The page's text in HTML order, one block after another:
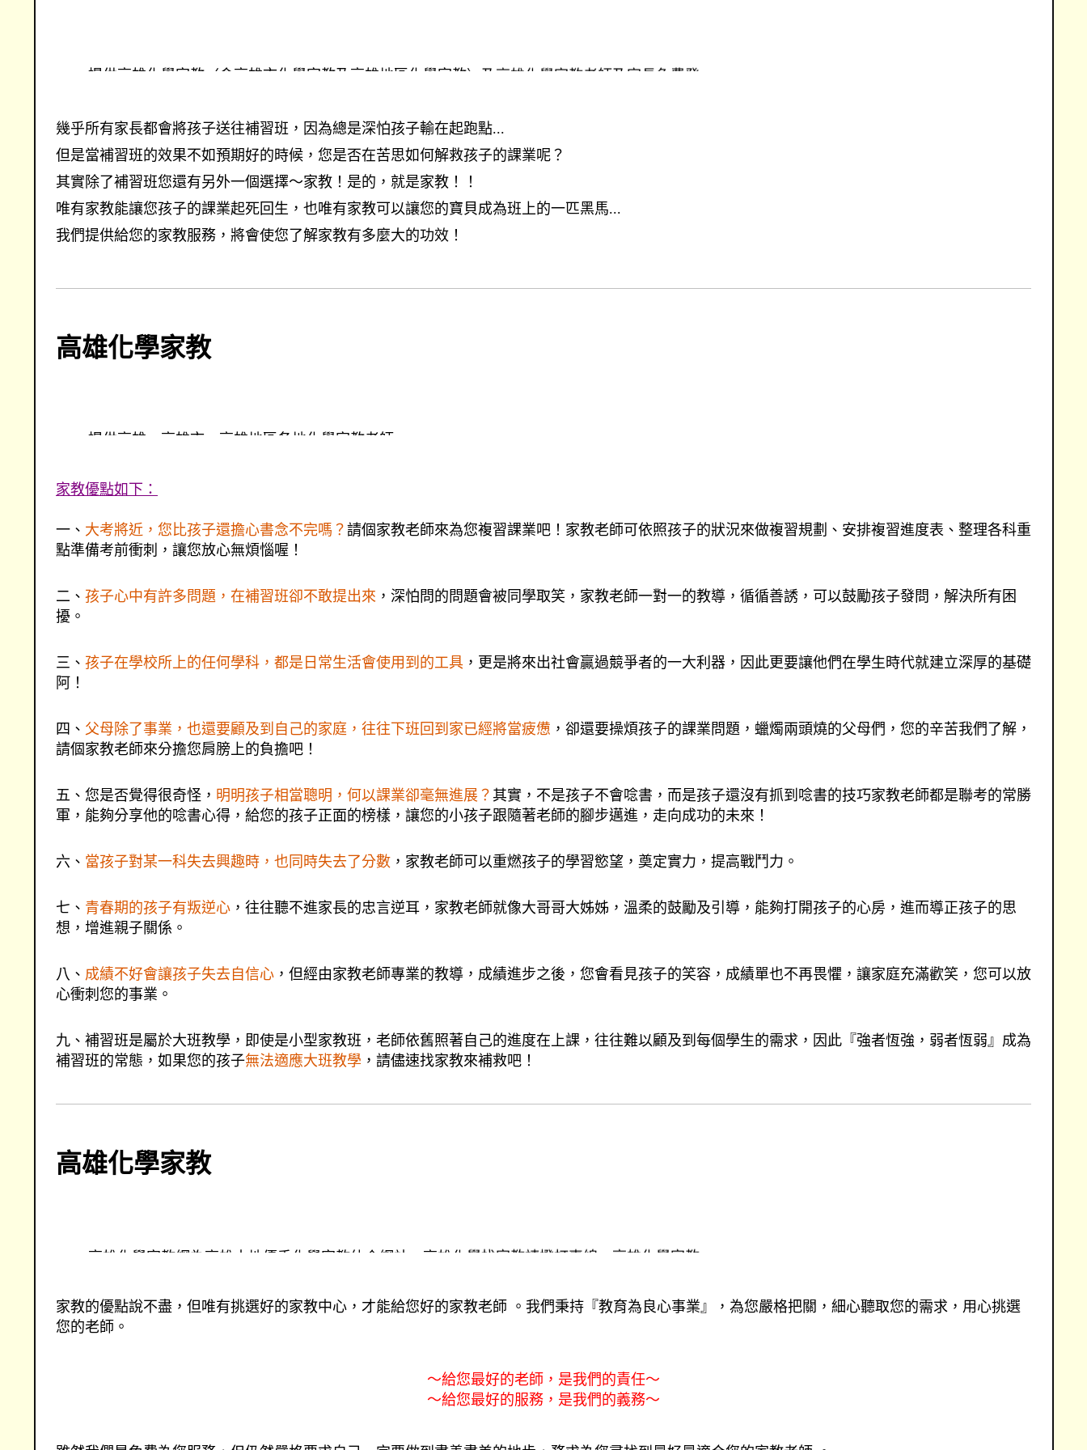
提供高雄化學家教〈含高雄市化學家教及高雄地區化學家教〉及高雄化學家教老師及家長免費登
幾乎所有家長都會將孩子送往補習班，因為總是深怕孩子輸在起跑點...
但是當補習班的效果不如預期好的時候，您是否在苦思如何解救孩子的課業呢？
其實除了補習班您還有另外一個選擇～家教！是的，就是家教！！
唯有家教能讓您孩子的課業起死回生，也唯有家教可以讓您的寶貝成為班上的一匹黑馬...
我們提供給您的家教服務，將會使您了解家教有多麼大的功效！
高雄化學家教
提供高雄、高雄市、高雄地區各地化學家教老師
提供更優質的服務
找高雄化學、找高雄市、找高雄地區化學家教CASE的老師也歡迎來登錄
家教優點如下：
一、 大考將近，您比孩子還擔心書念不完嗎？ 請個家教老師來為您複習課業吧！家教老師可依照孩子的狀況來做複習規劃、安排複習進度表、整理各科重
點準備考前衝刺，讓您放心無煩惱喔！
二、 孩子心中有許多問題，在補習班卻不敢提出來 ，深怕問的問題會被同學取笑，家教老師一對一的教導，循循善誘，可以鼓勵孩子發問，解決所有困
擾。
三、 孩子在學校所上的任何學科，都是日常生活會使用到的工具 ，更是將來出社會贏過競爭者的一大利器，因此更要讓他們在學生時代就建立深厚的基礎
阿！
四、 父母除了事業，也還要顧及到自己的家庭，往往下班回到家已經將當疲憊 ，卻還要操煩孩子的課業問題，蠟燭兩頭燒的父母們，您的辛苦我們了解，
請個家教老師來分擔您肩膀上的負擔吧！
五、您是否覺得很奇怪， 明明孩子相當聰明，何以課業卻毫無進展？ 其實，不是孩子不會唸書，而是孩子還沒有抓到唸書的技巧家教老師都是聯考的常勝
軍，能夠分享他的唸書心得，給您的孩子正面的榜樣，讓您的小孩子跟隨著老師的腳步邁進，走向成功的未來！
六、 當孩子對某一科失去興趣時，也同時失去了分數 ，家教老師可以重燃孩子的學習慾望，奠定實力，提高戰鬥力。
七、 青春期的孩子有叛逆心 ，往往聽不進家長的忠言逆耳，家教老師就像大哥哥大姊姊，溫柔的鼓勵及引導，能夠打開孩子的心房，進而導正孩子的思
想，增進親子關係。
八、 成績不好會讓孩子失去自信心 ，但經由家教老師專業的教導，成績進步之後，您會看見孩子的笑容，成績單也不再畏懼，讓家庭充滿歡笑，您可以放
心衝刺您的事業。
九、補習班是屬於大班教學，即使是小型家教班，老師依舊照著自己的進度在上課，往往難以顧及到每個學生的需求，因此『強者恆強，弱者恆弱』成為
補習班的常態，如果您的孩子無法適應大班教學 ，請儘速找家教來補救吧！
高雄化學家教
高雄化學家教網為高雄本地優秀化學家教仲介網站，高雄化學找家教請撥打專線，高雄化學家教
介服務
家教的優點說不盡，但唯有挑選好的家教中心，才能給您好的家教老師 。我們秉持『教育為良心事業』，為您嚴格把關，細心聽取您的需求，用心挑選
您的老師。
～給您最好的老師，是我們的責任～
～給您最好的服務，是我們的義務～